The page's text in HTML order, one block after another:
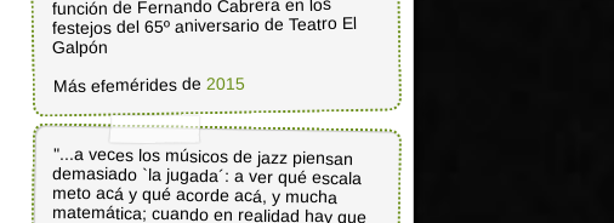
función de Fernando Cabrera en los
festejos del 65º aniversario de Teatro El
Galpón
Más efemérides de 2015
"...a veces los músicos de jazz piensan
demasiado `la jugada´: a ver qué escala
meto acá y qué acorde acá, y mucha
matemática; cuando en realidad hay que